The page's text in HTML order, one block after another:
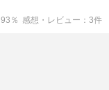
93 ％ 感想・レビュー 3件